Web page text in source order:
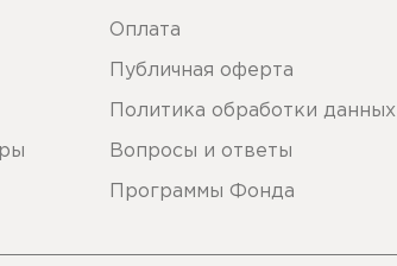
Оплата
Публичная оферта
Политика обработки данных
Вопросы и ответы
Программы Фонда